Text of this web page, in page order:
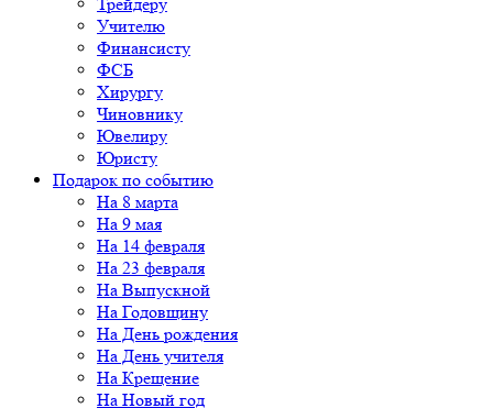
Учителю
Финансисту
ФСБ
Хирургу
Чиновнику
Ювелиру
Юристу
Подарок по событию
На 8 марта
На 9 мая
На 14 февраля
На 23 февраля
На Выпускной
На Годовщину
На День рождения
На День учителя
На Крещение
На Новый год